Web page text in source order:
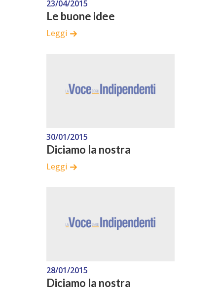
23/04/2015
Le buone idee
Leggi
30/01/2015
Diciamo la nostra
Leggi
28/01/2015
Diciamo la nostra